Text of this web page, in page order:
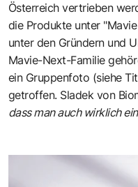
Österreich vertrieben
die Produkte unter
unter den Gründern und
Mavie-Next-Familie
ein Gruppenfoto (siehe
getroffen. Sladek von
dass man auch wirklich